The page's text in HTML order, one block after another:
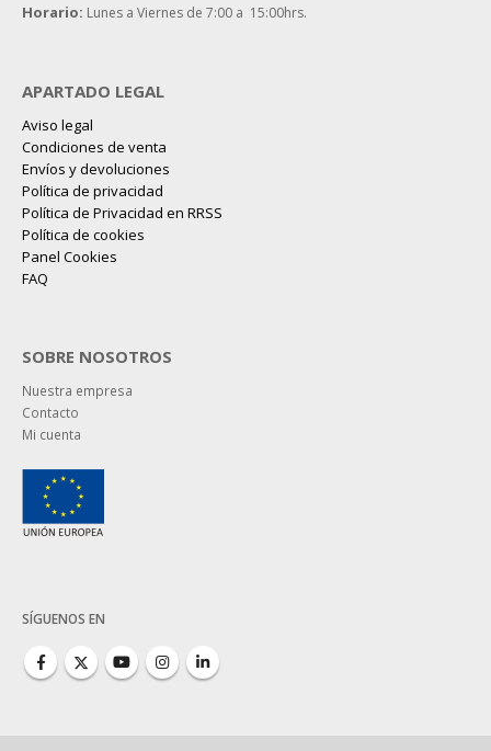
Horario: Lunes a Viernes de 7:00 a 15:00hrs.
APARTADO LEGAL
Aviso legal
Condiciones de venta
Envíos y devoluciones
Política de privacidad
Política de Privacidad en RRSS
Política de cookies
Panel Cookies
FAQ
SOBRE NOSOTROS
Nuestra empresa
Contacto
Mi cuenta
SÍGUENOS EN